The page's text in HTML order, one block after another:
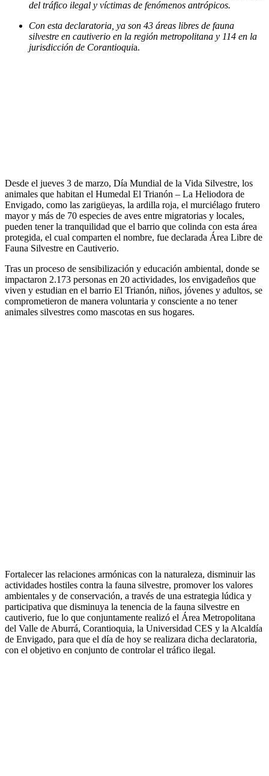
del tráfico ilegal y víctimas de fenómenos antrópicos.
Con esta declaratoria, ya son 43 áreas libres de fauna
silvestre en cautiverio en la región metropolitana y 114 en la
jurisdicción de Corantioquia.
Desde el jueves 3 de marzo, Día Mundial de la Vida Silvestre, los
animales que habitan el Humedal El Trianón – La Heliodora de
Envigado, como las zarigüeyas, la ardilla roja, el murciélago frutero
mayor y más de 70 especies de aves entre migratorias y locales,
pueden tener la tranquilidad que el barrio que colinda con esta área
protegida, el cual comparten el nombre, fue declarada Área Libre de
Fauna Silvestre en Cautiverio.
Tras un proceso de sensibilización y educación ambiental, donde se
impactaron 2.173 personas en 20 actividades, los envigadeños que
viven y estudian en el barrio El Trianón, niños, jóvenes y adultos, se
comprometieron de manera voluntaria y consciente a no tener
animales silvestres como mascotas en sus hogares.
Fortalecer las relaciones armónicas con la naturaleza, disminuir las
actividades hostiles contra la fauna silvestre, promover los valores
ambientales y de conservación, a través de una estrategia lúdica y
participativa que disminuya la tenencia de la fauna silvestre en
cautiverio, fue lo que conjuntamente realizó el Área Metropolitana
del Valle de Aburrá, Corantioquia, la Universidad CES y la Alcaldía
de Envigado, para que el día de hoy se realizara dicha declaratoria,
con el objetivo en conjunto de controlar el tráfico ilegal.